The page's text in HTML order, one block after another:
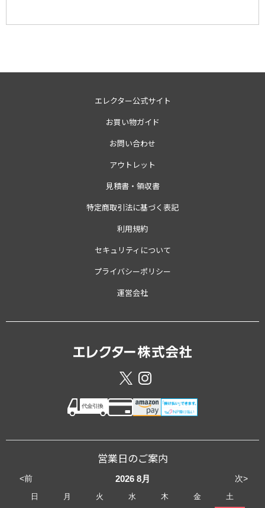
エレクター公式サイト
お買い物ガイド
お問い合わせ
アウトレット
見積書・領収書
特定商取引法に基づく表記
利用規約
セキュリティについて
プライバシーポリシー
運営会社
営業日のご案内
<前 次>
2026 8月
日 月 火 水 木 金 土